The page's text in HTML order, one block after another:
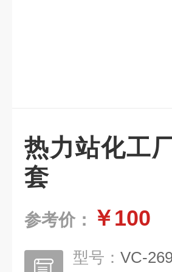
热力站化工
套
参考价： ￥100
型号： VC-